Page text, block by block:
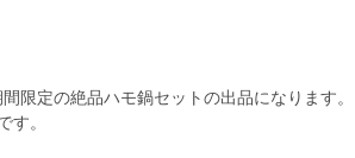
限定の絶品ハモ鍋セットの出品になります。
す。